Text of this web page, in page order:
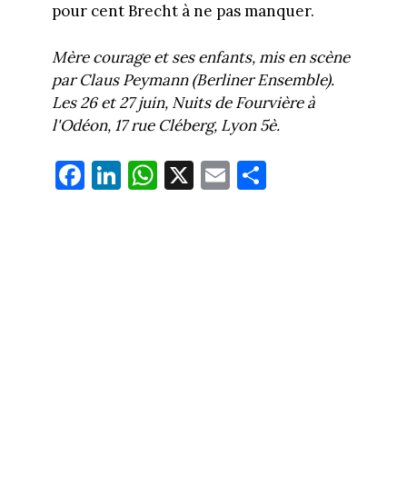
pour cent Brecht à ne pas manquer.
Mère courage et ses enfants, mis en scène
par Claus Peymann (Berliner Ensemble).
Les 26 et 27 juin, Nuits de Fourvière à
l'Odéon, 17 rue Cléberg, Lyon 5è.
Fa
ce
Li
nk
W
ha
X E
m
Pa
rt